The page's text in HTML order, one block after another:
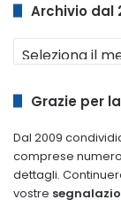
Archivio dal
Archivio
dal
Grazie per
Dal 2009
comprese
dettagli.
vostre